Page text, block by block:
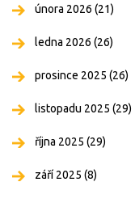
února 2026 (21)
ledna 2026 (26)
prosince 2025 (26)
listopadu 2025 (29)
října 2025 (29)
září 2025 (8)